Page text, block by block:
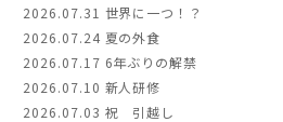
2026.07.31 世界に一つ！？
2026.07.24 夏の外食
2026.07.17 6年ぶりの解禁
2026.07.10 新人研修
2026.07.03 祝 引越し